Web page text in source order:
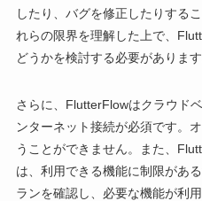
したり、バグを修正したりする
れらの限界を理解した上で、
どうかを検討する必要があります
さらに、FlutterFlowはクラウド
ンターネット接続が必須です。
うことができません。また、
は、利用できる機能に制限があ
ランを確認し、必要な機能が利